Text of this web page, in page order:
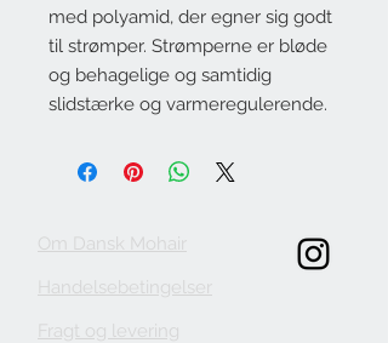
med polyamid, der egner sig godt
til strømper. Strømperne er bløde
og behagelige og samtidig
slidstærke og varmeregulerende.
Om Dansk Mohair
Handelsebetingelser
Fragt og levering